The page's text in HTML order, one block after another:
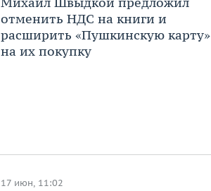
отменить НДС на книги и
расширить «Пушкинскую карту»
на их покупку
17 июн, 11:02